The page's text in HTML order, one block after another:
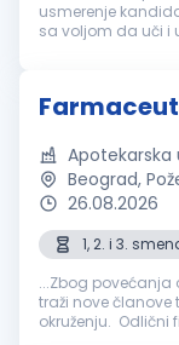
usmerenje
sa voljom da uči i
Apotekarska
Beograd,
26.08.2026
1, 2. i 3.
...Zbog
traži nove članove tima. Rad u prijatnom i
okruženju. Odlični